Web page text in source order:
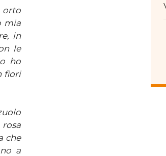
mia
in
le
ho
fiori
rosa
che
a